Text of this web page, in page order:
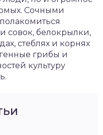
Сочными
совок, белокрылки,
стеблях и корнях
грибы и
культуру